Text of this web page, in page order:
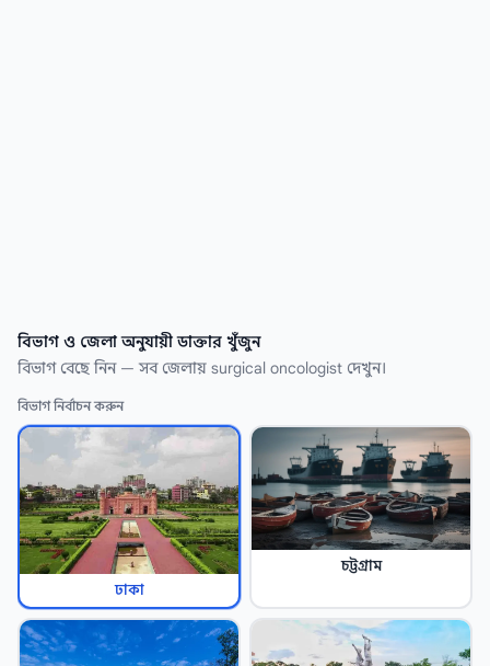
বিভাগ ও জেলা অনুযায়ী ডাক্তার খুঁজুন
বিভাগ বেছে নিন — সব জেলায় surgical oncologist দেখুন।
বিভাগ নির্বাচন করুন
ঢাকা
চট্টগ্রাম